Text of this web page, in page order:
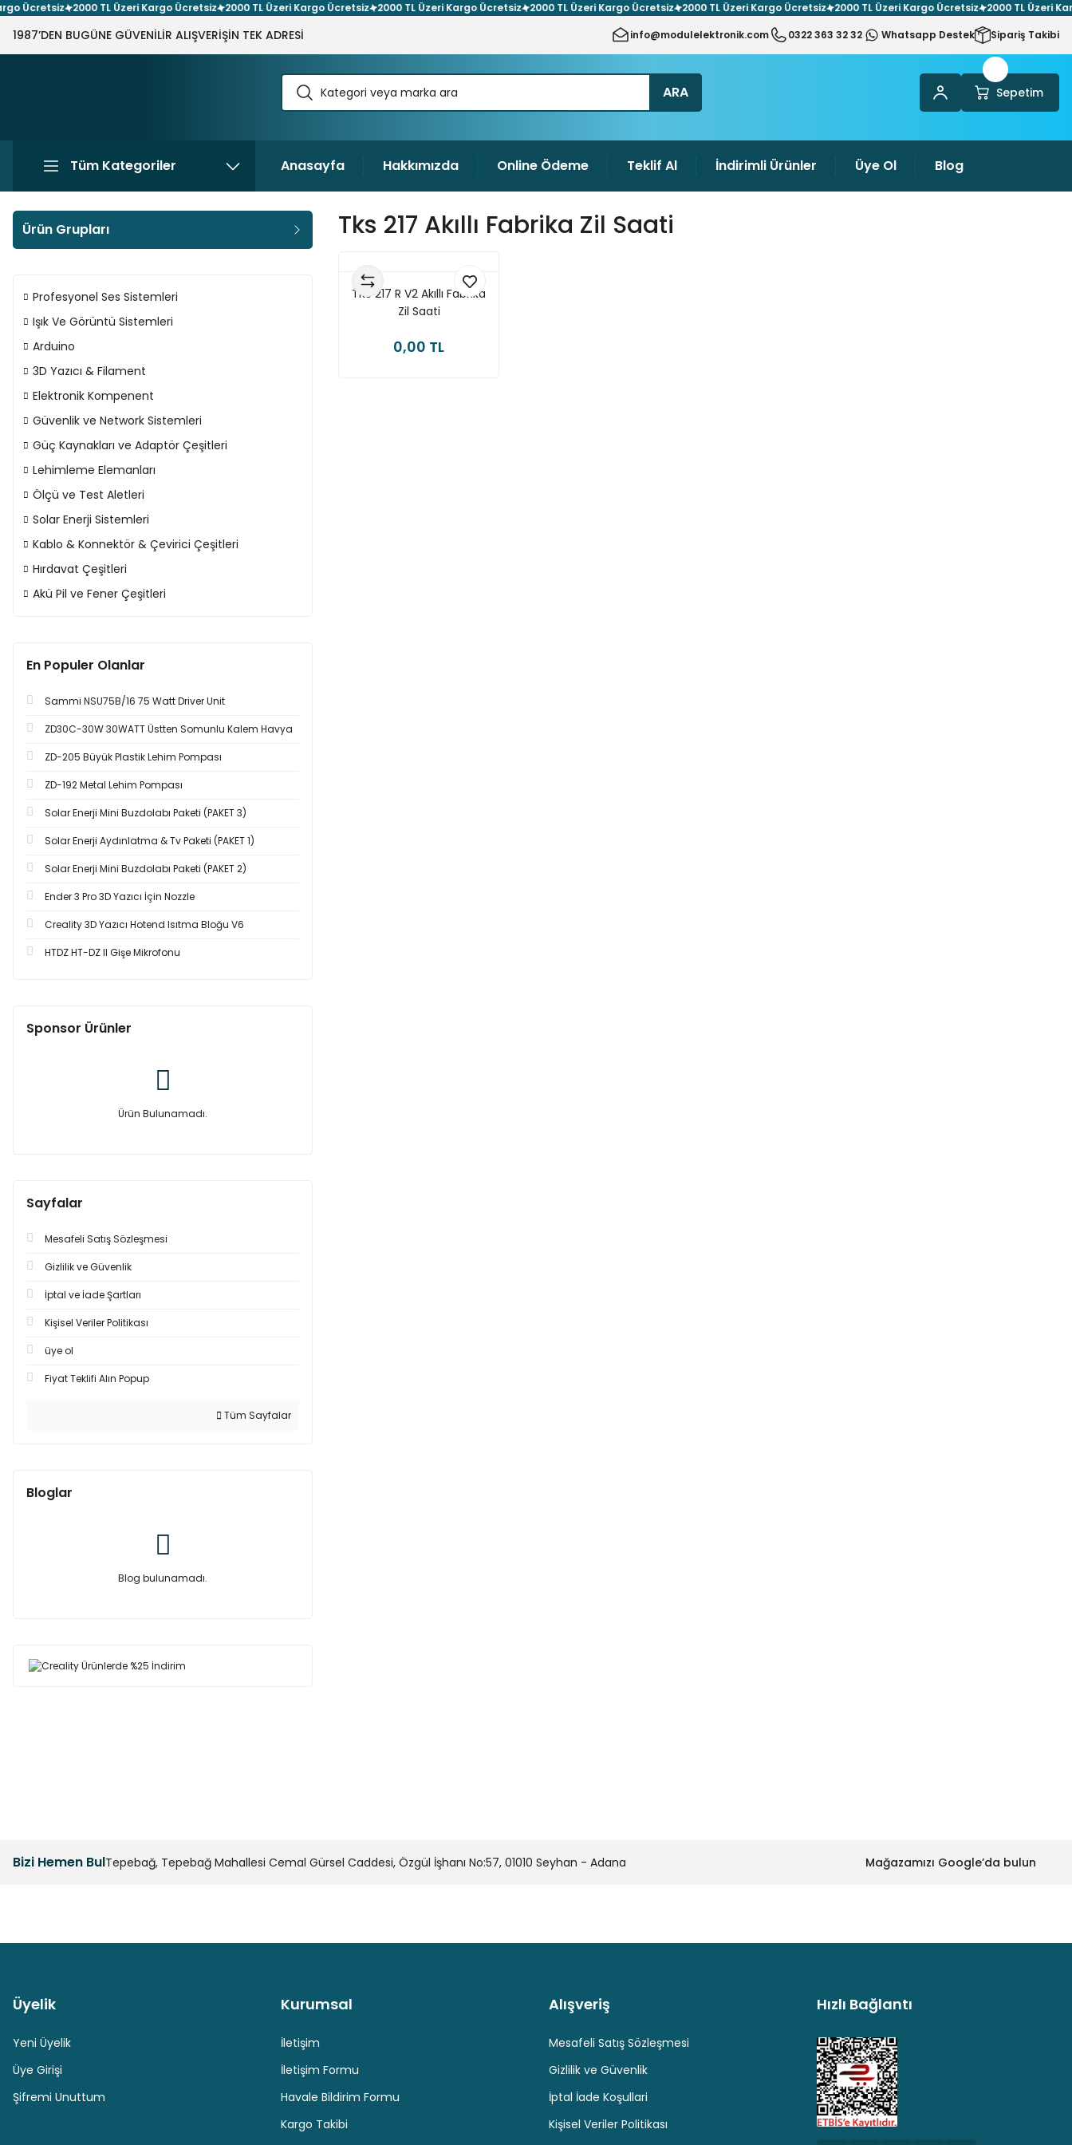
2000 TL Üzeri Kargo Ücretsiz 2000 TL Üzeri Kargo Ücretsiz 2000 TL Üzeri Kargo Ücretsiz 2000 TL Üzeri Kargo Ücretsiz 2000 TL Üzeri Kargo Ücretsiz 2000 TL Üzeri Kargo Ücretsiz 2000 TL Üzeri Kargo
1987’DEN BUGÜNE GÜVENİLİR ALIŞVERİŞİN TEK ADRESİ info@modulelektronik.com 0322 363 32 32 Whatsapp Destek Sipariş Takibi
ARA Sepetim
Tüm Kategoriler Anasayfa Hakkımızda Online Ödeme Teklif Al İndirimli Ürünler Üye Ol Blog
Ürün Grupları
Profesyonel Ses Sistemleri
Işık Ve Görüntü Sistemleri
Arduino
3D Yazıcı & Filament
Elektronik Kompenent
Güvenlik ve Network Sistemleri
Güç Kaynakları ve Adaptör Çeşitleri
Lehimleme Elemanları
Ölçü ve Test Aletleri
Solar Enerji Sistemleri
Kablo & Konnektör & Çevirici Çeşitleri
Hırdavat Çeşitleri
Akü Pil ve Fener Çeşitleri
En Populer Olanlar
Sammi NSU75B/16 75 Watt Driver Unit
ZD30C-30W 30WATT Üstten Somunlu Kalem Havya
ZD-205 Büyük Plastik Lehim Pompası
ZD-192 Metal Lehim Pompası
Solar Enerji Mini Buzdolabı Paketi (PAKET 3)
Solar Enerji Aydınlatma & Tv Paketi (PAKET 1)
Solar Enerji Mini Buzdolabı Paketi (PAKET 2)
Ender 3 Pro 3D Yazıcı İçin Nozzle
Creality 3D Yazıcı Hotend Isıtma Bloğu V6
HTDZ HT-DZ II Gişe Mikrofonu
Sponsor Ürünler
Ürün Bulunamadı.
Sayfalar
Mesafeli Satış Sözleşmesi
Gizlilik ve Güvenlik
İptal ve İade Şartları
Kişisel Veriler Politikası
üye ol
Fiyat Teklifi Alın Popup
Tüm Sayfalar
Bloglar
Blog bulunamadı.
Tks 217 Akıllı Fabrika Zil Saati
TKS 217 R V2 Akıllı Fabrika
Zil Saati
0,00 TL
Bizi Hemen BulTepebağ, Tepebağ Mahallesi Cemal Gürsel Caddesi, Özgül İşhanı No:57, 01010 Seyhan - Adana Mağazamızı Google’da bulun
Güvenli Ödeme Hediyeli Ürün Seçenekleri
Üyelik
Yeni Üyelik
Üye Girişi
Şifremi Unuttum
Kurumsal
İletişim
İletişim Formu
Havale Bildirim Formu
Kargo Takibi
Alışveriş
Mesafeli Satış Sözleşmesi
Gizlilik ve Güvenlik
İptal İade Koşullari
Kişisel Veriler Politikası
Hızlı Bağlantı